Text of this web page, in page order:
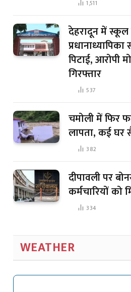
1,511
देहरादून में स्कूल
पिटाई, आरोपी
गिरफ्तार
537
चमोली में फिर
लापता, कई घर
382
दीपावली पर
कर्मचारियों को
334
WEATHER